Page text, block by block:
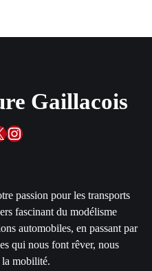
Gaillacois
Instagram
passion pour les transports
fascinant du modélisme
automobiles, en passant par
qui nous font rêver, nous
la mobilité.